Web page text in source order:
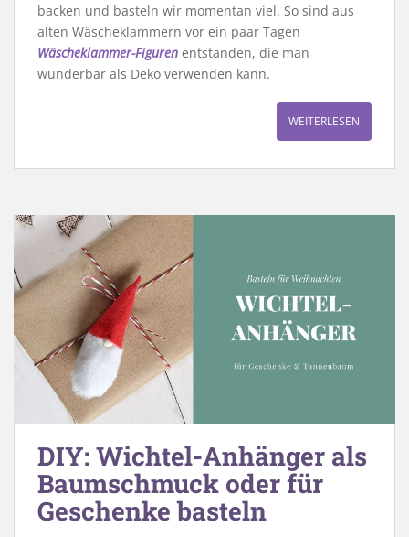
backen und basteln wir momentan viel. So sind aus
alten Wäscheklammern vor ein paar Tagen
Wäscheklammer-Figuren entstanden, die man
wunderbar als Deko verwenden kann.
WEITERLESEN
DIY: Wichtel-Anhänger als
Baumschmuck oder für
Geschenke basteln